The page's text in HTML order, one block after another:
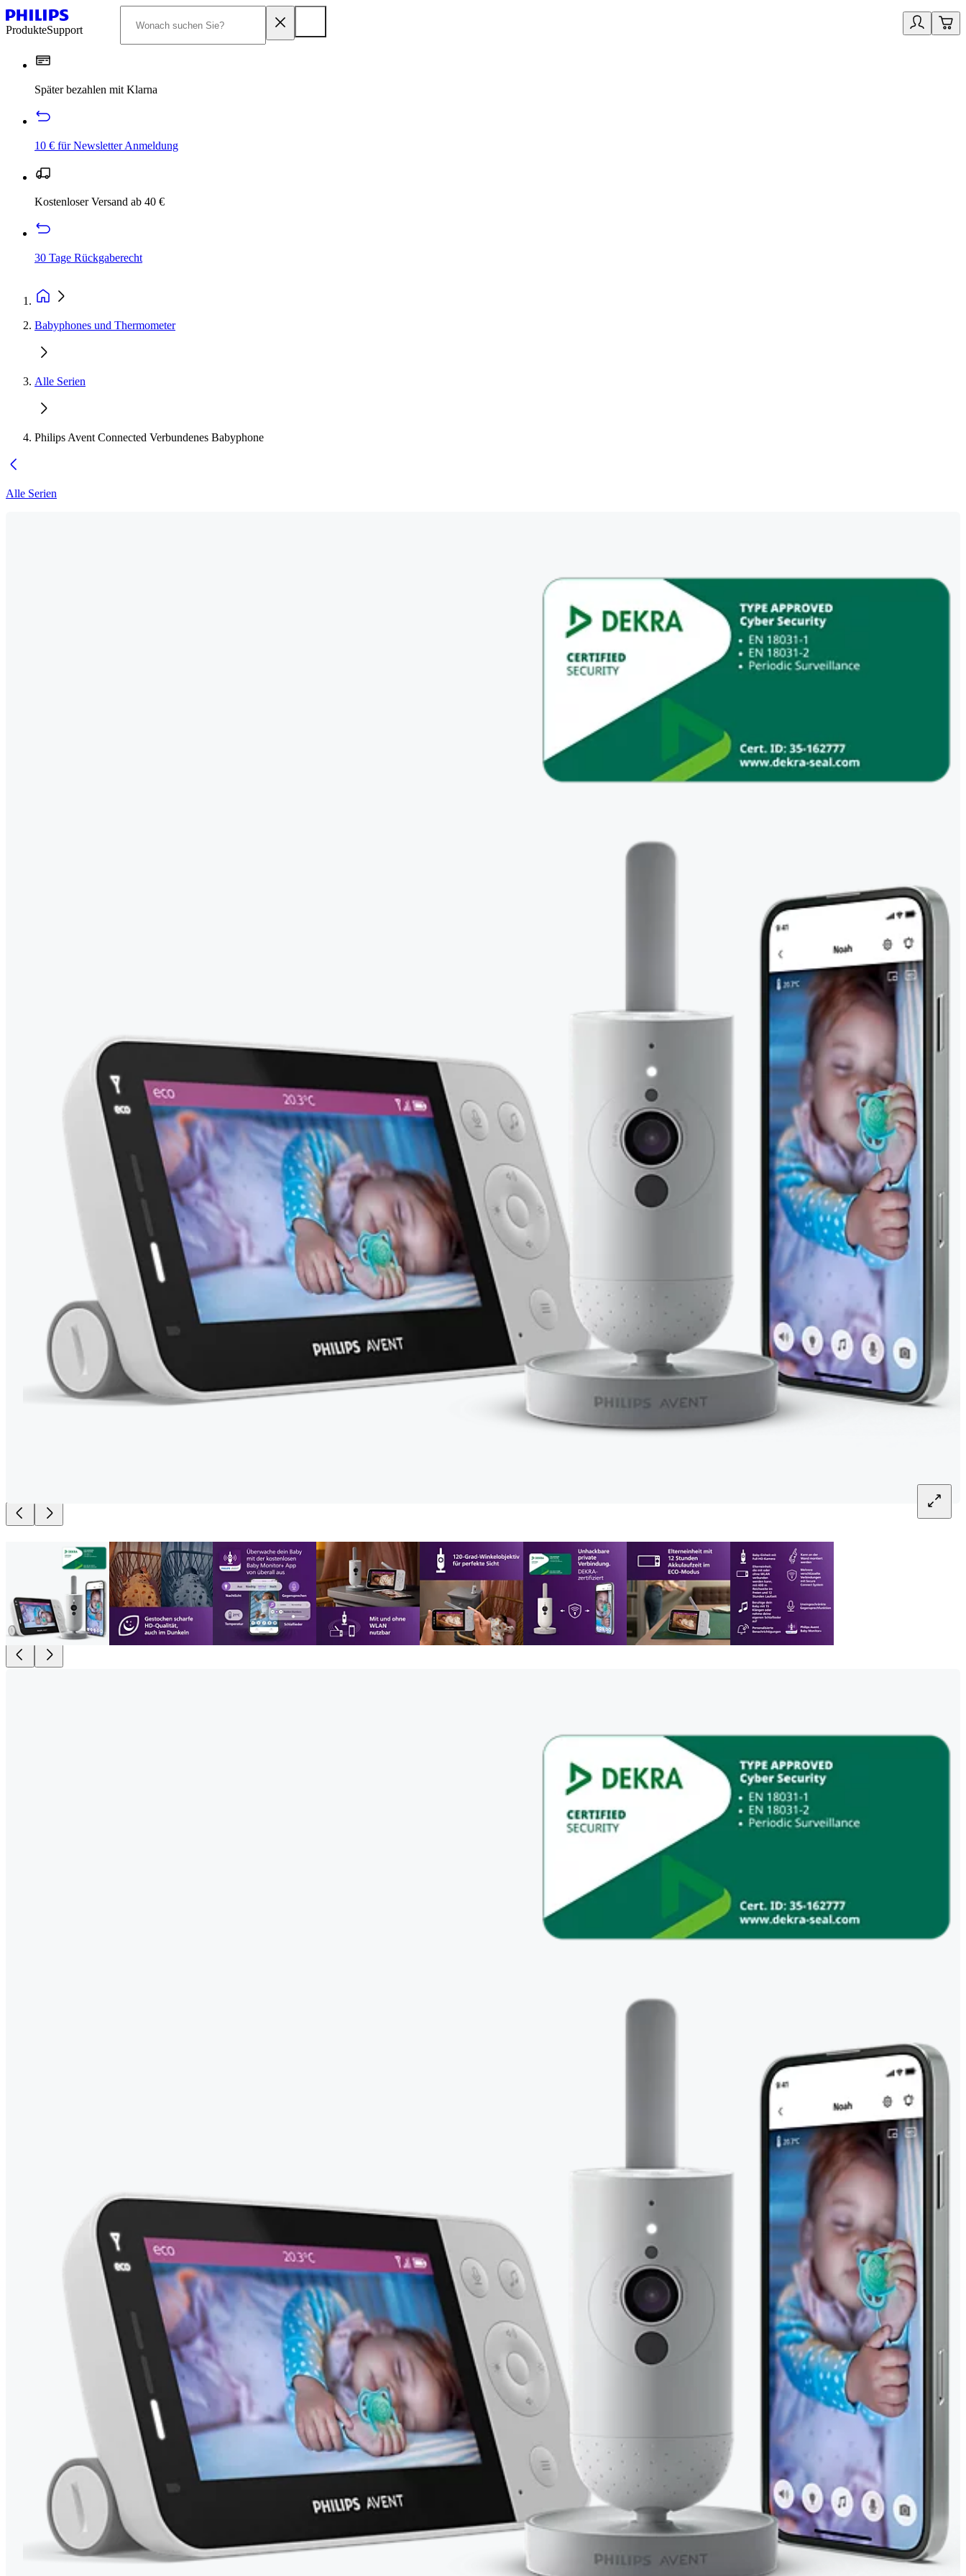
ProdukteSupport
Später bezahlen mit Klarna
10 € für Newsletter Anmeldung
Kostenloser Versand ab 40 €
30 Tage Rückgaberecht
Babyphones und Thermometer
Alle Serien
Philips Avent Connected Verbundenes Babyphone
Alle Serien